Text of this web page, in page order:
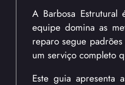
A Barbosa
equipe domina as
reparo segue
um serviço completo
Este guia apresenta